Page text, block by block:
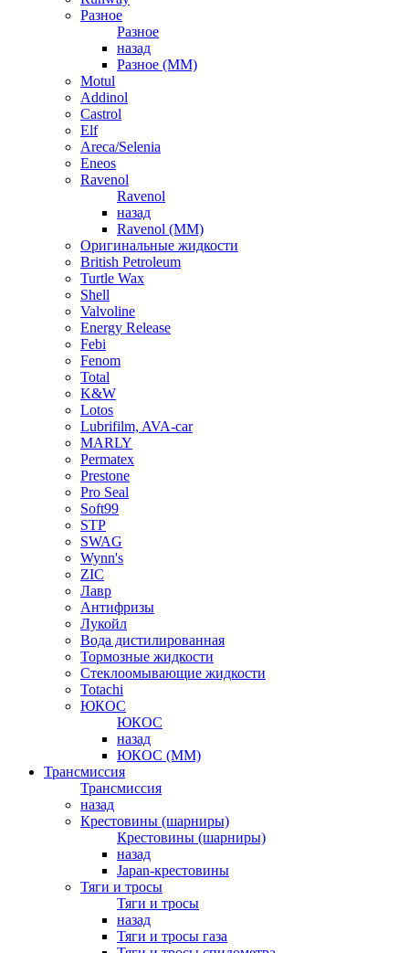
Разное
Разное
назад
Разное (ММ)
Motul
Addinol
Castrol
Elf
Areca/Selenia
Eneos
Ravenol
Ravenol
назад
Ravenol (ММ)
Оригинальные жидкости
British Petroleum
Turtle Wax
Shell
Valvoline
Energy Release
Febi
Fenom
Total
K&W
Lotos
Lubrifilm, AVA-car
MARLY
Permatex
Prestone
Pro Seal
Soft99
STP
SWAG
Wynn's
ZIC
Лавр
Антифризы
Лукойл
Вода дистилированная
Тормозные жидкости
Стеклоомывающие жидкости
Totachi
ЮКОС
ЮКОС
назад
ЮКОС (ММ)
Трансмиссия
Трансмиссия
назад
Крестовины (шарниры)
Крестовины (шарниры)
назад
Japan-крестовины
Тяги и тросы
Тяги и тросы
назад
Тяги и тросы газа